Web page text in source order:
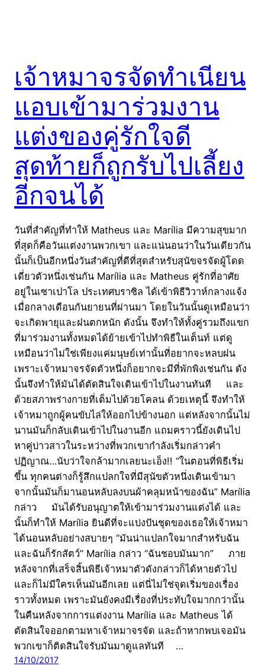
เจ้าหมาจรจัดทำเนียน
แอบเข้ามาร่วมงาน
แต่งของคู่รักใจดี
สุดท้ายก็ถูกรับไปเลี้ยง
อีกจนได้
วันที่สำคัญที่ทำให้ Matheus และ Marília มีความสุขมาก
ที่สุดก็คือวันแต่งงานพวกเขา และแน่นอนว่าในวันเดียวกัน
นั้นก็เป็นอีกหนึ่งวันสำคัญที่ดีที่สุดสำหรับสุนัขจรจัดผู้โดด
เดี่ยวตัวหนึ่งเช่นกัน Marília และ Matheus คู่รักที่อาศัย
อยู่ในเซาเปาโล ประเทศบราซิล ได้เข้าพิธีวิวาห์กลางแจ้ง
เมื่อกลางเดือนกันยายนที่ผ่านมา โดยในวันนั้นดูเหมือนว่า
จะเกิดพายุและฝนตกหนัก ดังนั้น จึงทำให้ทั้งคู่รวมถึงแขก
ที่มาร่วมงานทั้งหมดได้ย้ายเข้าไปทำพิธีในเต็นท์ แต่ดู
เหมือนว่าไม่ใช่เพียงแค่มนุษย์เท่านั้นที่อยากจะหลบฝน
เพราะเจ้าหมาจรจัดตัวหนึ่งก็อยากจะมีที่พักพิงเช่นกัน ดัง
นั้นจึงทำให้มันได้ตัดสินใจเดินเข้าไปในงานทันที และ
ด้วยสภาพร่างกายที่เต็มไปด้วยโคลน ด้วยเหตุนี้ จึงทำให้
เจ้าหมาถูกผู้คนขับไล่ให้ออกไปข้างนอก แต่หลังจากนั้นไม่
นานมันก็กลับเดินเข้าไปในงานอีก แถมคราวนี้ยังเดินไป
หาคู่บ่าวสาวในระหว่างที่พวกเขากำลังเริ่มกล่าวคำ
ปฏิญาณ…นับว่าใจกล้ามากเลยนะเอ็ง!! “ในตอนที่พิธีเริ่ม
ขึ้น ทุกคนต่างก็รู้สึกแปลกใจที่มีสุนัขตัวหนึ่งเดินเข้ามา
จากนั้นมันก็มานอนหลับลงบนผ้าคลุมหน้าของฉัน” Marília
กล่าว มันได้รับอนุญาตให้เข้ามาร่วมงานแต่งได้ และ
นั้นก็ทำให้ Marília ยินดีที่จะแบ่งปันชุดของเธอให้เจ้าหมา
ได้นอนหลับอย่างสบายๆ “มันน่าแปลกใจมากสำหรับฉัน
และฉันก็รักสัตว์” Marília กล่าว “ฉันชอบมันมาก” ภาย
หลังจากที่เสร็จสิ้นพิธีเจ้าหมาตัวดังกล่าวก็ได้หายตัวไป
และก็ไม่มีใครเห็นมันอีกเลย แต่นี่ไม่ใช่จุดเริ่มของเรื่อง
ราวทั้งหมด เพราะมันยังคงมีเรื่องที่ประทับใจมากกว่านั้น
ในคืนหลังจากการแต่งงาน Marília และ Matheus ได้
ตัดสินใจออกตามหาเจ้าหมาจรจัด และถ้าหากพบเจอมัน
พวกเขาก็ติดสินใจรับมันมาดูแลทันที …
14/10/2017